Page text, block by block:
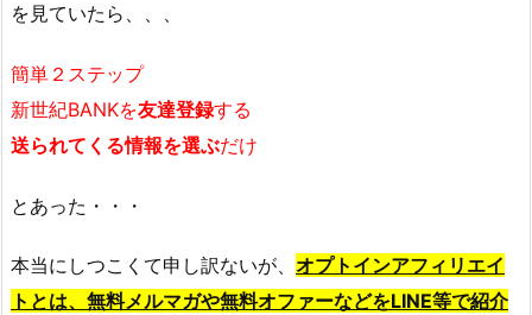
を見ていたら、、、
簡単２ステップ
新世紀BANKを友達登録する
送られてくる情報を選ぶだけ
とあった・・・
本当にしつこくて申し訳ないが、 オプトインアフィリエイ
トとは、無料メルマガや無料オファーなどをLINE等で紹介